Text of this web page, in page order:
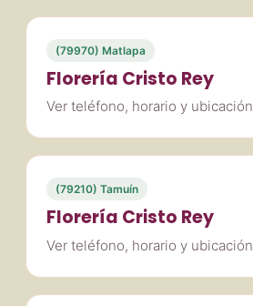
(79970) Matlapa
Florería Cristo Rey
Ver teléfono, horario y ubicación
(79210) Tamuín
Florería Cristo Rey
Ver teléfono, horario y ubicación